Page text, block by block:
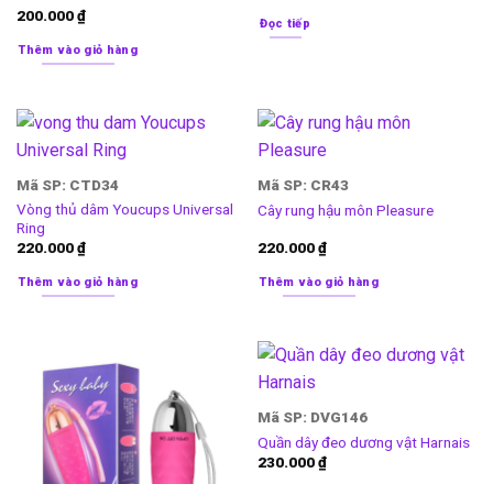
200.000₫
Thêm vào giỏ hàng
Đọc tiếp
Mã SP: CTD34
Vòng thủ dâm Youcups Universal
Ring
220.000₫
Thêm vào giỏ hàng
Mã SP: CR43
Cây rung hậu môn Pleasure
220.000₫
Thêm vào giỏ hàng
Mã SP: DVG146
Quần dây đeo dương vật Harnais
230.000₫